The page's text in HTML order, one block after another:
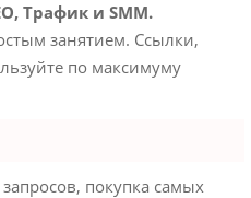
Трафик и SMM.
занятием. Ссылки,
по максимуму
покупка самых